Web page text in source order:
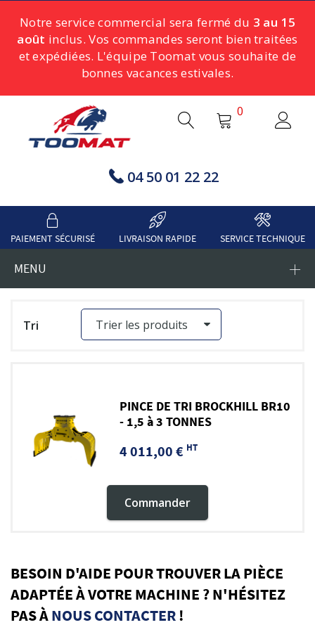
Notre service commercial sera fermé du 3 au 15
août inclus. Vos commandes seront bien traitées
et expédiées. L'équipe Toomat vous souhaite de
bonnes vacances estivales.
04 50 01 22 22
0
PAIEMENT SÉCURISÉ LIVRAISON RAPIDE SERVICE TECHNIQUE
MENU
Tri
PINCE DE TRI BROCKHILL BR10
- 1,5 à 3 TONNES
4 011,00 € HT
Commander
BESOIN D'AIDE POUR TROUVER LA PIÈCE
ADAPTÉE À VOTRE MACHINE ? N'HÉSITEZ
PAS ÀNOUS CONTACTER!